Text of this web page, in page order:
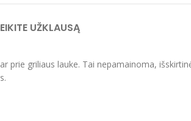
UŽKLAUSĄ
griliaus lauke. Tai nepamainoma,